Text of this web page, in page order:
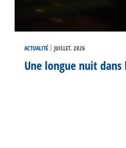
ACTUALITÉ | JUILLET. 2026
Une longue nuit dans